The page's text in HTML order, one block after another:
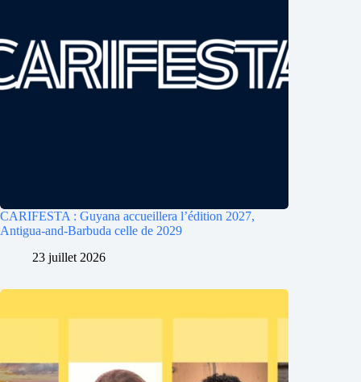
CARIFESTA : Guyana accueillera l’édition 2027,
Antigua-and-Barbuda celle de 2029
23 juillet 2026